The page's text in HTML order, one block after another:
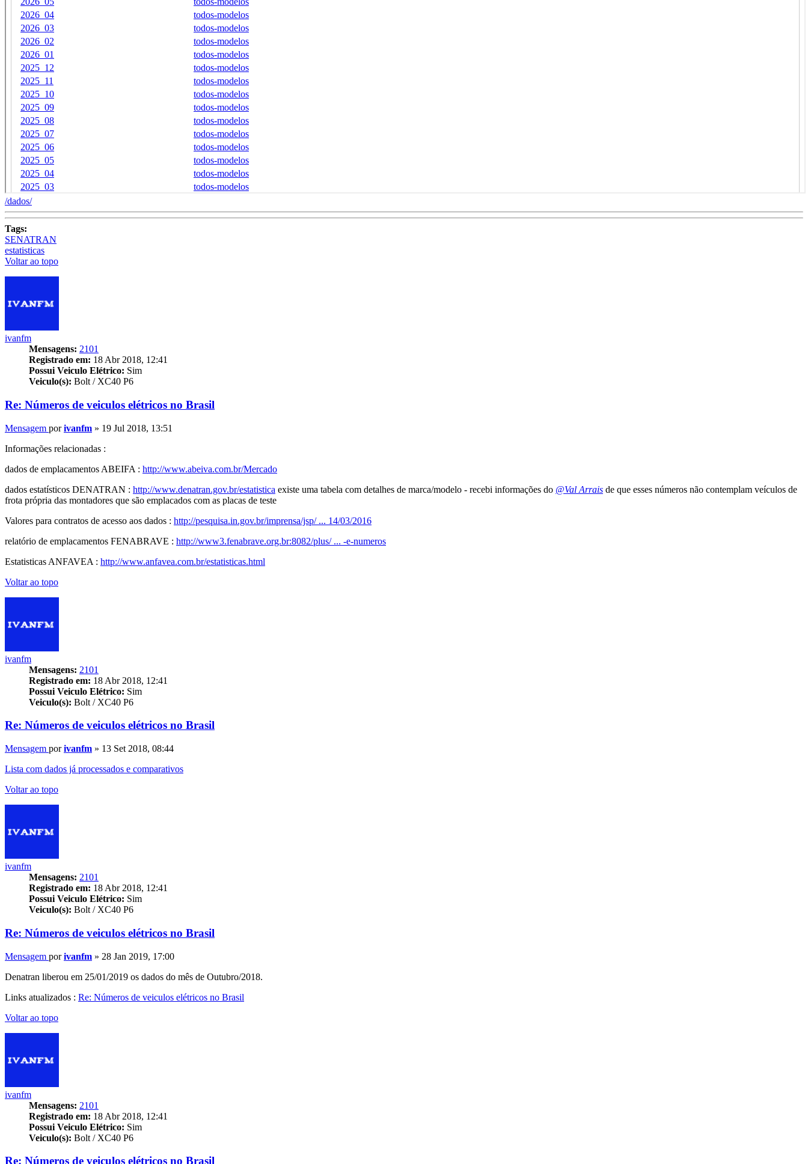
/dados/
Tags:
SENATRAN
estatisticas
Voltar ao topo
ivanfm
Mensagens: 2101
Registrado em: 18 Abr 2018, 12:41
Possui Veiculo Elétrico: Sim
Veiculo(s): Bolt / XC40 P6
Re: Números de veiculos elétricos no Brasil
Mensagem porivanfm » 19 Jul 2018, 13:51
Informações relacionadas :
dados de emplacamentos ABEIFA : http://www.abeiva.com.br/Mercado
dados estatísticos DENATRAN : http://www.denatran.gov.br/estatistica existe uma tabela com detalhes de marca/modelo - recebi informações do @Val Arrais de que esses números não contemplam veículos de
frota própria das montadores que são emplacados com as placas de teste
Valores para contratos de acesso aos dados : http://pesquisa.in.gov.br/imprensa/jsp/ ... 14/03/2016
relatório de emplacamentos FENABRAVE : http://www3.fenabrave.org.br:8082/plus/ ... -e-numeros
Estatisticas ANFAVEA : http://www.anfavea.com.br/estatisticas.html
Voltar ao topo
ivanfm
Mensagens: 2101
Registrado em: 18 Abr 2018, 12:41
Possui Veiculo Elétrico: Sim
Veiculo(s): Bolt / XC40 P6
Re: Números de veiculos elétricos no Brasil
Mensagem porivanfm » 13 Set 2018, 08:44
Lista com dados já processados e comparativos
Voltar ao topo
ivanfm
Mensagens: 2101
Registrado em: 18 Abr 2018, 12:41
Possui Veiculo Elétrico: Sim
Veiculo(s): Bolt / XC40 P6
Re: Números de veiculos elétricos no Brasil
Mensagem porivanfm » 28 Jan 2019, 17:00
Denatran liberou em 25/01/2019 os dados do mês de Outubro/2018.
Links atualizados : Re: Números de veiculos elétricos no Brasil
Voltar ao topo
ivanfm
Mensagens: 2101
Registrado em: 18 Abr 2018, 12:41
Possui Veiculo Elétrico: Sim
Veiculo(s): Bolt / XC40 P6
Re: Números de veiculos elétricos no Brasil